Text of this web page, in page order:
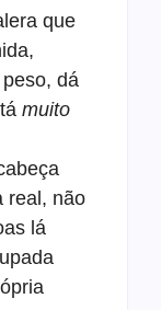
que
dá
muito
real, não
lá